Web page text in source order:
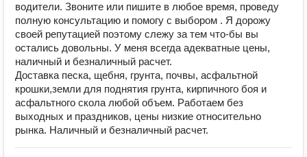
водители. Звоните или пишите в любое время, проведу
полную консультацию и помогу с выбором . Я дорожу
своей репутацией поэтому слежу за тем что-бы вы
остались довольны. У меня всегда адекватные цены,
наличный и безналичный расчет.
Доставка песка, щебня, грунта, почвы, асфальтной
крошки,земли для поднятия грунта, кирпичного боя и
асфальтного скола любой объем. Работаем без
выходных и праздников, цены низкие относительно
рынка. Наличный и безналичный расчет.